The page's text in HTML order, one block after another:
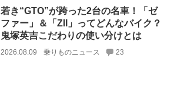
若き“GTO”が跨った2台の名車！「ゼ
ファー」＆「ZII」ってどんなバイク？
鬼塚英吉こだわりの使い分けとは
2026.08.09 乗りものニュース 23